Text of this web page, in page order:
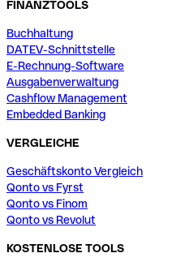
FINANZTOOLS
Buchhaltung
DATEV-Schnittstelle
E-Rechnung-Software
Ausgabenverwaltung
Cashflow Management
Embedded Banking
VERGLEICHE
Geschäftskonto Vergleich
Qonto vs Fyrst
Qonto vs Finom
Qonto vs Revolut
KOSTENLOSE TOOLS